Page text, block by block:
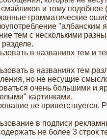
и тому подобное
грамматические
"албанским
тем с несколькими
в названиях тем
в названиях тем
но не несущие
очень большими и
картинками.
не
в подписи
не более 3 строк